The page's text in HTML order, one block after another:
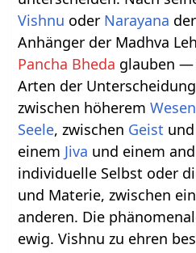
Vishnu oder Narayana
Anhänger der Madhva
Pancha Bheda glauben —
Arten der
zwischen höheremWesen
Seele, zwischen Geist und
einem Jiva und einem
individuelle Selbst oder
und Materie, zwischen
anderen. Die
ewig. Vishnu zu ehren